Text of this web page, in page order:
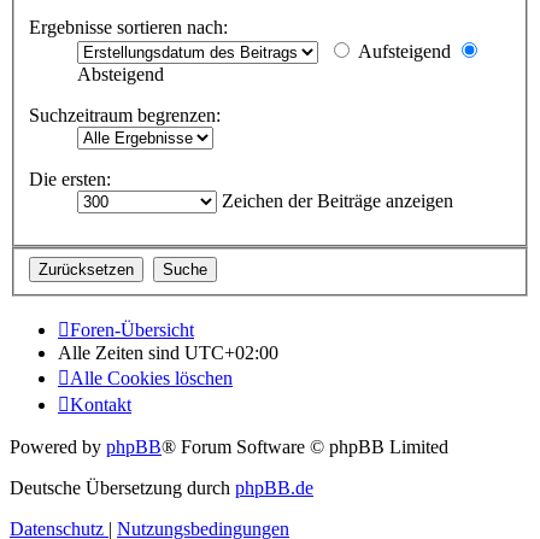
Ergebnisse sortieren nach:
Aufsteigend
Absteigend
Suchzeitraum begrenzen:
Die ersten:
Zeichen der Beiträge anzeigen
Foren-Übersicht
Alle Zeiten sind UTC+02:00
Alle Cookies löschen
Kontakt
Powered by phpBB® Forum Software © phpBB Limited
Deutsche Übersetzung durch phpBB.de
Datenschutz | Nutzungsbedingungen